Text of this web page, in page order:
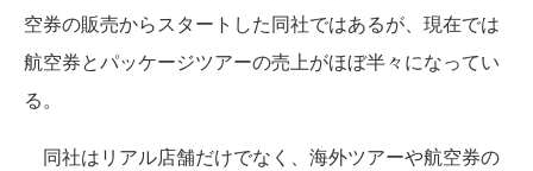
空券の販売からスタートした同社ではあるが、現在では
航空券とパッケージツアーの売上がほぼ半々になってい
る。
同社はリアル店舗だけでなく、海外ツアーや航空券の